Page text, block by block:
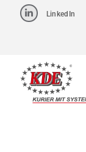
Skip
LinkedIn